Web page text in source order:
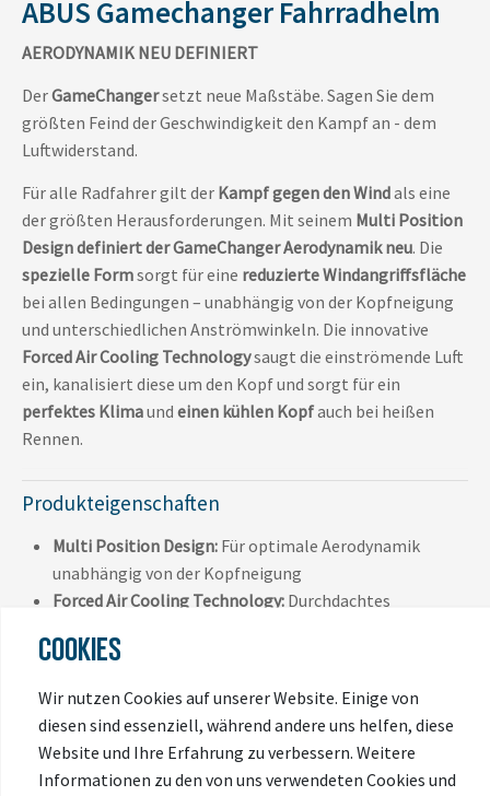
ABUS Gamechanger Fahrradhelm
AERODYNAMIK NEU DEFINIERT
DerGameChangersetzt neue Maßstäbe. Sagen Sie dem
größten Feind der Geschwindigkeit den Kampf an - dem
Luftwiderstand.
Für alle Radfahrer gilt der Kampf gegen den Windals eine
der größten Herausforderungen. Mit seinem Multi Position
Design definiert der GameChanger Aerodynamik neu. Die
spezielle Formsorgt für eine reduzierte Windangriffsfläche
bei allen Bedingungen – unabhängig von der Kopfneigung
und unterschiedlichen Anströmwinkeln. Die innovative
Forced Air Cooling Technologysaugt die einströmende Luft
ein, kanalisiert diese um den Kopf und sorgt für ein
perfektes Klimaund einen kühlen Kopfauch bei heißen
Rennen.
Produkteigenschaften
Multi Position Design: Für optimale Aerodynamik
unabhängig von der Kopfneigung
Forced Air Cooling Technology: Durchdachtes
FlowStraps:
Zoom Ace:Feinjustierbares Verstellsystem mit
griffigem Verstellrad für individuellen Sitz
AirPort:Aerodynamische Brillen-Halterung mit
Bügelführung
COOKIES
Wir nutzen Cookies auf unserer Website. Einige von
diesen sind essenziell, während andere uns helfen, diese
Website und Ihre Erfahrung zu verbessern. Weitere
Informationen zu den von uns verwendeten Cookies und